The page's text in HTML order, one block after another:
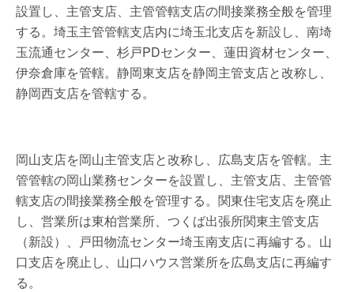
設置し、主管支店、主管管轄支店の間接業務全般を管理
する。埼玉主管管轄支店内に埼玉北支店を新設し、南埼
玉流通センター、杉戸PDセンター、蓮田資材センター、
伊奈倉庫を管轄。静岡東支店を静岡主管支店と改称し、
静岡西支店を管轄する。
岡山支店を岡山主管支店と改称し、広島支店を管轄。主
管管轄の岡山業務センターを設置し、主管支店、主管管
轄支店の間接業務全般を管理する。関東住宅支店を廃止
し、営業所は東柏営業所、つくば出張所関東主管支店
（新設）、戸田物流センター埼玉南支店に再編する。山
口支店を廃止し、山口ハウス営業所を広島支店に再編す
る。